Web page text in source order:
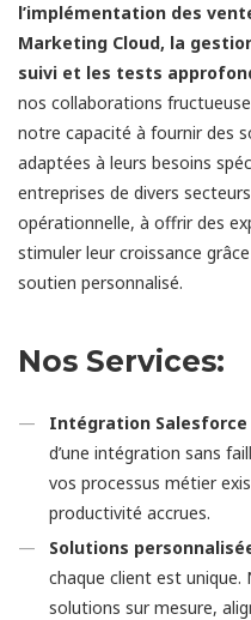
l’implémentation des
Marketing Cloud, la
suivi et les tests
nos collaborations
notre capacité à fournir des
adaptées à leurs besoins
entreprises de divers
opérationnelle, à offrir des
stimuler leur croissance
soutien personnalisé.
Nos Services:
Intégration
d’une intégration sans
vos processus métier
productivité accrues.
Solutions
chaque client est
solutions sur mesure,